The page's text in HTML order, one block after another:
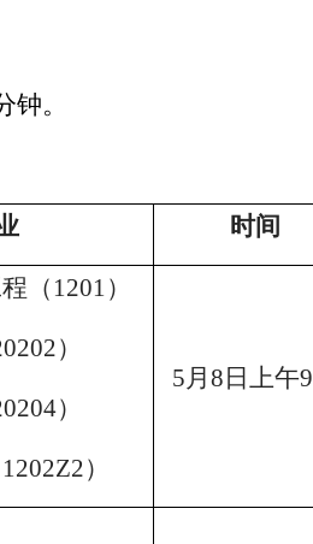
钟。
时间
（ 1201）
）
）
1202Z2）
5月 8 日上午9